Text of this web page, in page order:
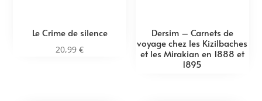
Le Crime de silence
20,99€
Dersim – Carnets de
voyage chez les Kizilbaches
et les Mirakian en 1888 et
1895